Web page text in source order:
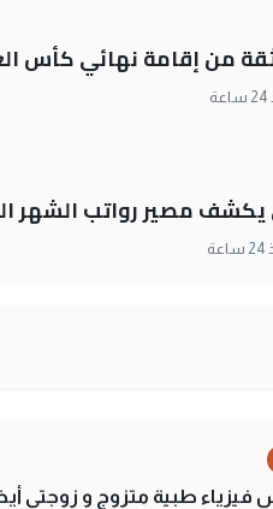
إقامة نهائي كأس العالم 2030 في
مصير رواتب الشهر
فيزياء طبية متزوج و زوجتي